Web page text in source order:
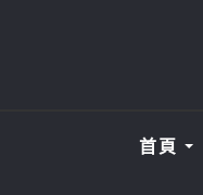
首頁